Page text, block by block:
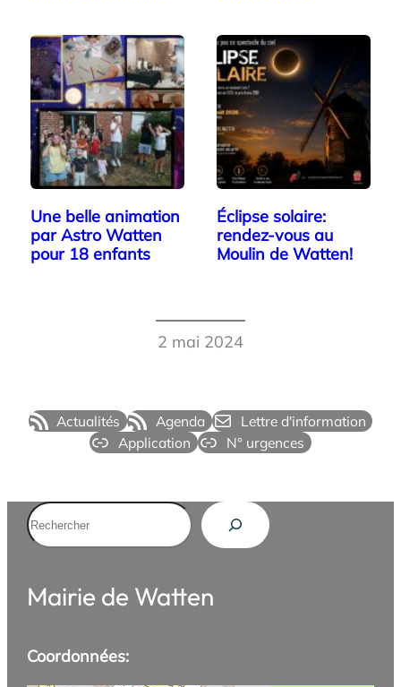
Une belle animation
par Astro Watten
pour 18 enfants
Éclipse solaire:
rendez-vous au
Moulin de Watten!
2 mai 2024
Actualités Agenda
Lettre d'information
Application
N° urgences
Rechercher
Mairie de Watten
Coordonnées: